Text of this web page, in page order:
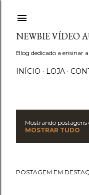
NEWBIE VÍDEO
Blog dedicado a ensinar
INÍCIO LOJA
s
Mostrando
MOSTRAR TUDO
POSTAGEM EM